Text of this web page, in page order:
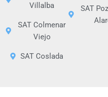
Villalba
SAT Colmenar
Viejo
SAT Coslada
SAT